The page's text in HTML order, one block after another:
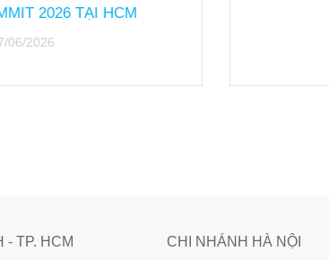
TẠI HCM
- TP. HCM CHI NHÁNH HÀ NỘI